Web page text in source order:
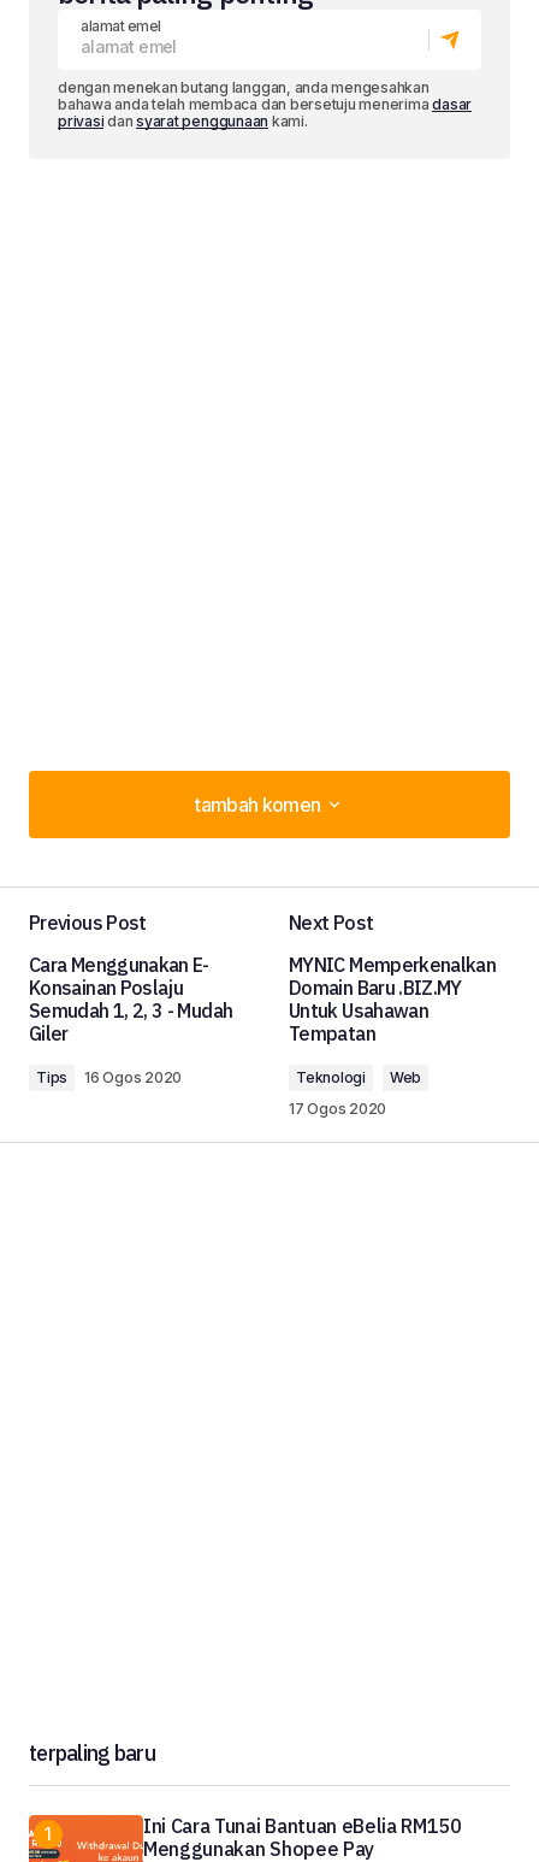
alamat emel
dengan menekan butang langgan, anda mengesahkan
bahawa anda telah membaca dan bersetuju menerimadasar
privasi dansyarat penggunaan kami.
tambah komen
tambah komen
Medan diperlukan ditanda dengan*
Previous Post
Cara Menggunakan E-
Konsainan Poslaju
Semudah 1, 2, 3 - Mudah
Giler
Tips 16 Ogos 2020
Next Post
MYNIC Memperkenalkan
Domain Baru .BIZ.MY
Untuk Usahawan
Tempatan
Teknologi
Web
17 Ogos 2020
terpaling baru
Ini Cara Tunai Bantuan eBelia RM150
Menggunakan Shopee Pay